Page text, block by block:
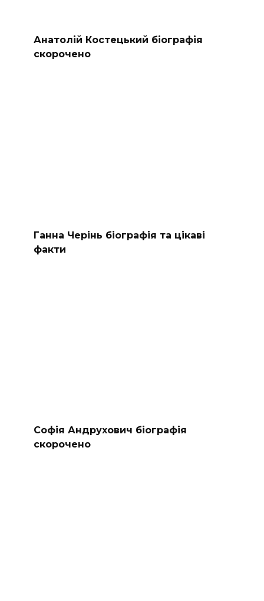
Анатолій Костецький біографія
скорочено
Ганна Черінь біографія та цікаві
факти
Софія Андрухович біографія
скорочено